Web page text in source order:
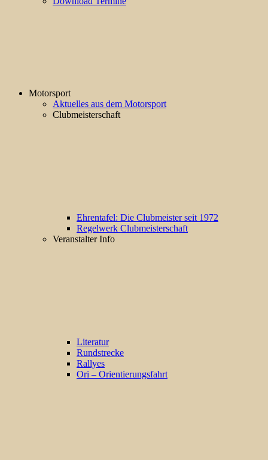
Motorsport
Aktuelles aus dem Motorsport
Clubmeisterschaft
Ehrentafel: Die Clubmeister seit 1972
Regelwerk Clubmeisterschaft
Veranstalter Info
Literatur
Rundstrecke
Rallyes
Ori – Orientierungsfahrt